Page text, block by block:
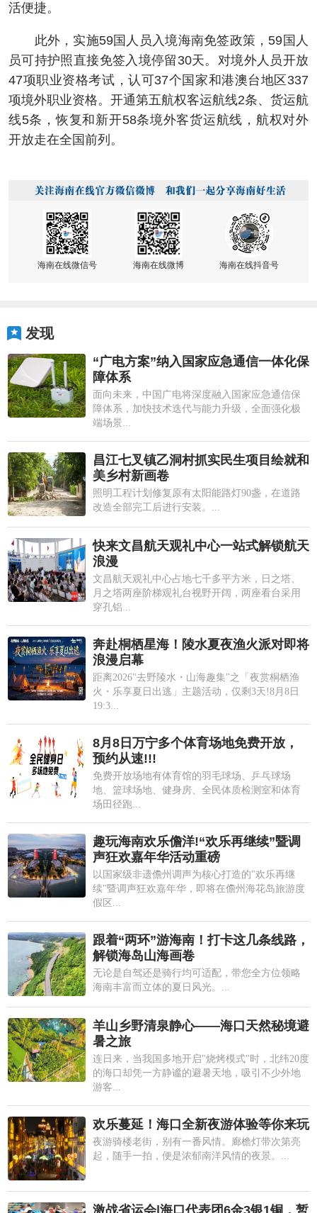
活便捷。
此外，实施59国人员入境海南免签政策，59国人
员可持护照直接免签入境停留30天。对境外人员开放
47项职业资格考试，认可37个国家和港澳台地区337
项境外职业资格。开通第五航权客运航线2条、货运航
线5条，恢复和新开58条境外客货运航线，航权对外
开放走在全国前列。
海南在线微信号 海南在线微博 海南在线抖音号
发现
“广电方案”纳入国家应急通信一体化保
障体系
面向未来，中国广电将深度融入国家应急通信保
障体系，加快技术迭代与能力升级，全面强化极
端场景...
昌江七叉镇乙洞村抓实民生项目绘就和
美乡村新画卷
照明工程计划修复原有太阳能路灯90盏，在道路
改造全部完工后进行安装。...
快来文昌航天观礼中心一站式解锁航天
浪漫
文昌航天观礼中心占地七千多平方米，日之塔、
月之塔两座阶梯观礼台视野开阔，两座看台采用
穿孔铝...
奔赴桐栖星海！陵水夏夜渔火派对即将
浪漫启幕
距离2026"去野陵水・山海趣集"之「夜赏桐栖渔
火・乐享夏日出逃」主题活动，仅剩3天!8月8日
19:3...
8月8日万宁多个体育场地免费开放，
预约从速!!!
免费开放场地有体育馆的羽毛球场、乒乓球场
地、篮球场地、健身房、全民体质检测室和体育
场田径跑...
趣玩海南欢乐儋洋!“欢乐再继续”暨调
声狂欢嘉年华活动重磅
以国家级非遗儋州调声为核心打造的"欢乐再继
续"暨调声狂欢嘉年华，即将在儋州海花岛旅游度
假区...
跟着“两环”游海南！打卡这几条线路，
解锁海岛山海画卷
无论是自驾还是骑行均可适配，带您全方位领略
海南丰富而立体的夏日风光。...
羊山乡野清泉静心——海口天然秘境避
暑之旅
连日来，当我国多地开启"烧烤模式"时，北纬20度
的海口却凭一方静谧的避暑天地，吸引不少外地
游客...
欢乐蔓延！海口全新夜游体验等你来玩
夜游骑楼老街，别有一番风情。廊檐灯带次第亮
起，随手一拍，便是浓郁南洋风情的夜景。...
激战省运会|海口代表团6金3银1铜，暂